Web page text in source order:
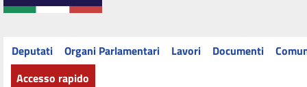
Deputati Organi Parlamentari Lavori Documenti
Accesso rapido